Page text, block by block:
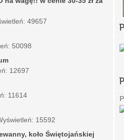
49657
50098
12697
11614
15592
koło Świętojańskiej